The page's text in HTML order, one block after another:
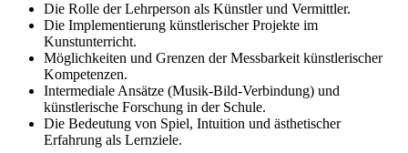
Die Rolle der Lehrperson als Künstler und Vermittler.
Die Implementierung künstlerischer Projekte im
Kunstunterricht.
Möglichkeiten und Grenzen der Messbarkeit künstlerischer
Kompetenzen.
Intermediale Ansätze (Musik-Bild-Verbindung) und
künstlerische Forschung in der Schule.
Die Bedeutung von Spiel, Intuition und ästhetischer
Erfahrung als Lernziele.